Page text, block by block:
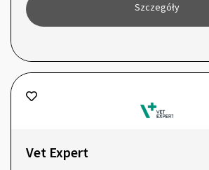
Szczegóły
Vet Expert